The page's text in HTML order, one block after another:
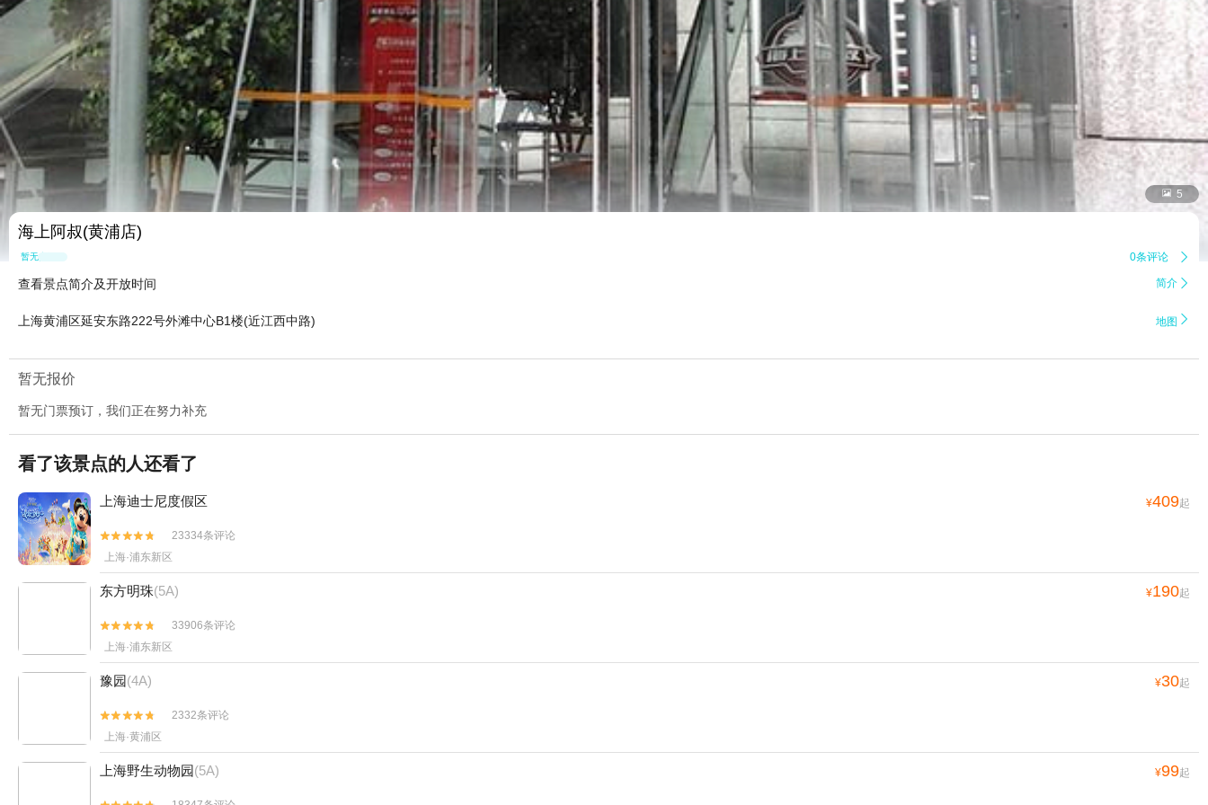
 5
海上阿叔(黄浦店)
暂无点评 0条评论 
查看景点简介及开放时间 简介 
上海黄浦区延安东路222号外滩中心B1楼(近江西中路) 地图 
暂无报价
暂无门票预订，我们正在努力补充
看了该景点的人还看了
上海迪士尼度假区 ¥409起


23334条评论
上海·浦东新区
东方明珠(5A) ¥190起


33906条评论
上海·浦东新区
豫园(4A) ¥30起


2332条评论
上海·黄浦区
上海野生动物园(5A) ¥99起